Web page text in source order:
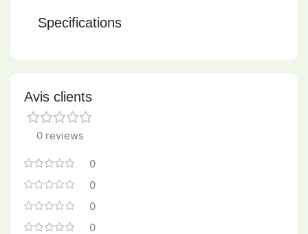
Specifications
Avis clients
0 reviews
0
0
0
0